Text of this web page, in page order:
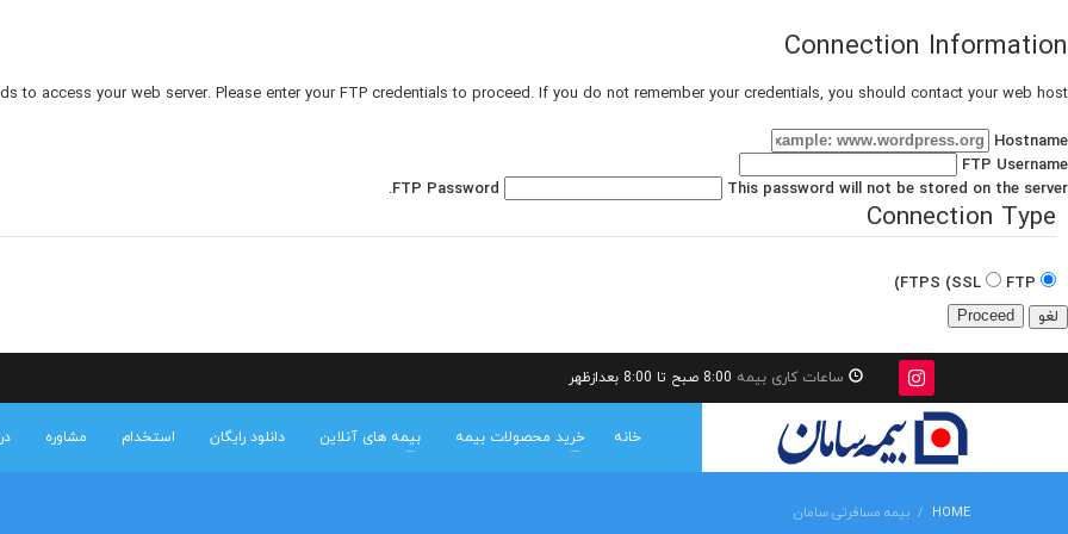
Connection Information
to access your web server. Please enter your FTP credentials to proceed. If you do not remember your credentials, you should contact your web host.
Hostname
FTP Username
FTP Password
This password will not be stored on the server.
Connection Type
FTP
FTPS (SSL)
لغو
ساعات کاری بیمه
خانه خرید محصولات بیمه بیمه های آنلاین دانلود رایگان استخدام مشاوره
HOME بیمه مسافرتی سامان